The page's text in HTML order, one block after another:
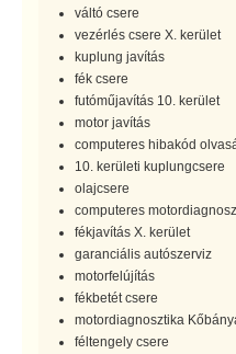
váltó csere
vezérlés csere X. kerület
kuplung javítás
fék csere
futóműjavítás 10. kerület
motor javítás
computeres hibakód
10. kerületi kuplungcsere
olajcsere
computeres
fékjavítás X. kerület
garanciális autószerviz
motorfelújítás
fékbetét csere
motordiagnosztika
féltengely csere